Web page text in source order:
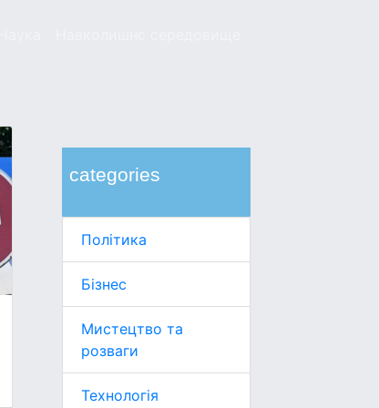
categories
Політика
Бізнес
Мистецтво та
розваги
Технологія